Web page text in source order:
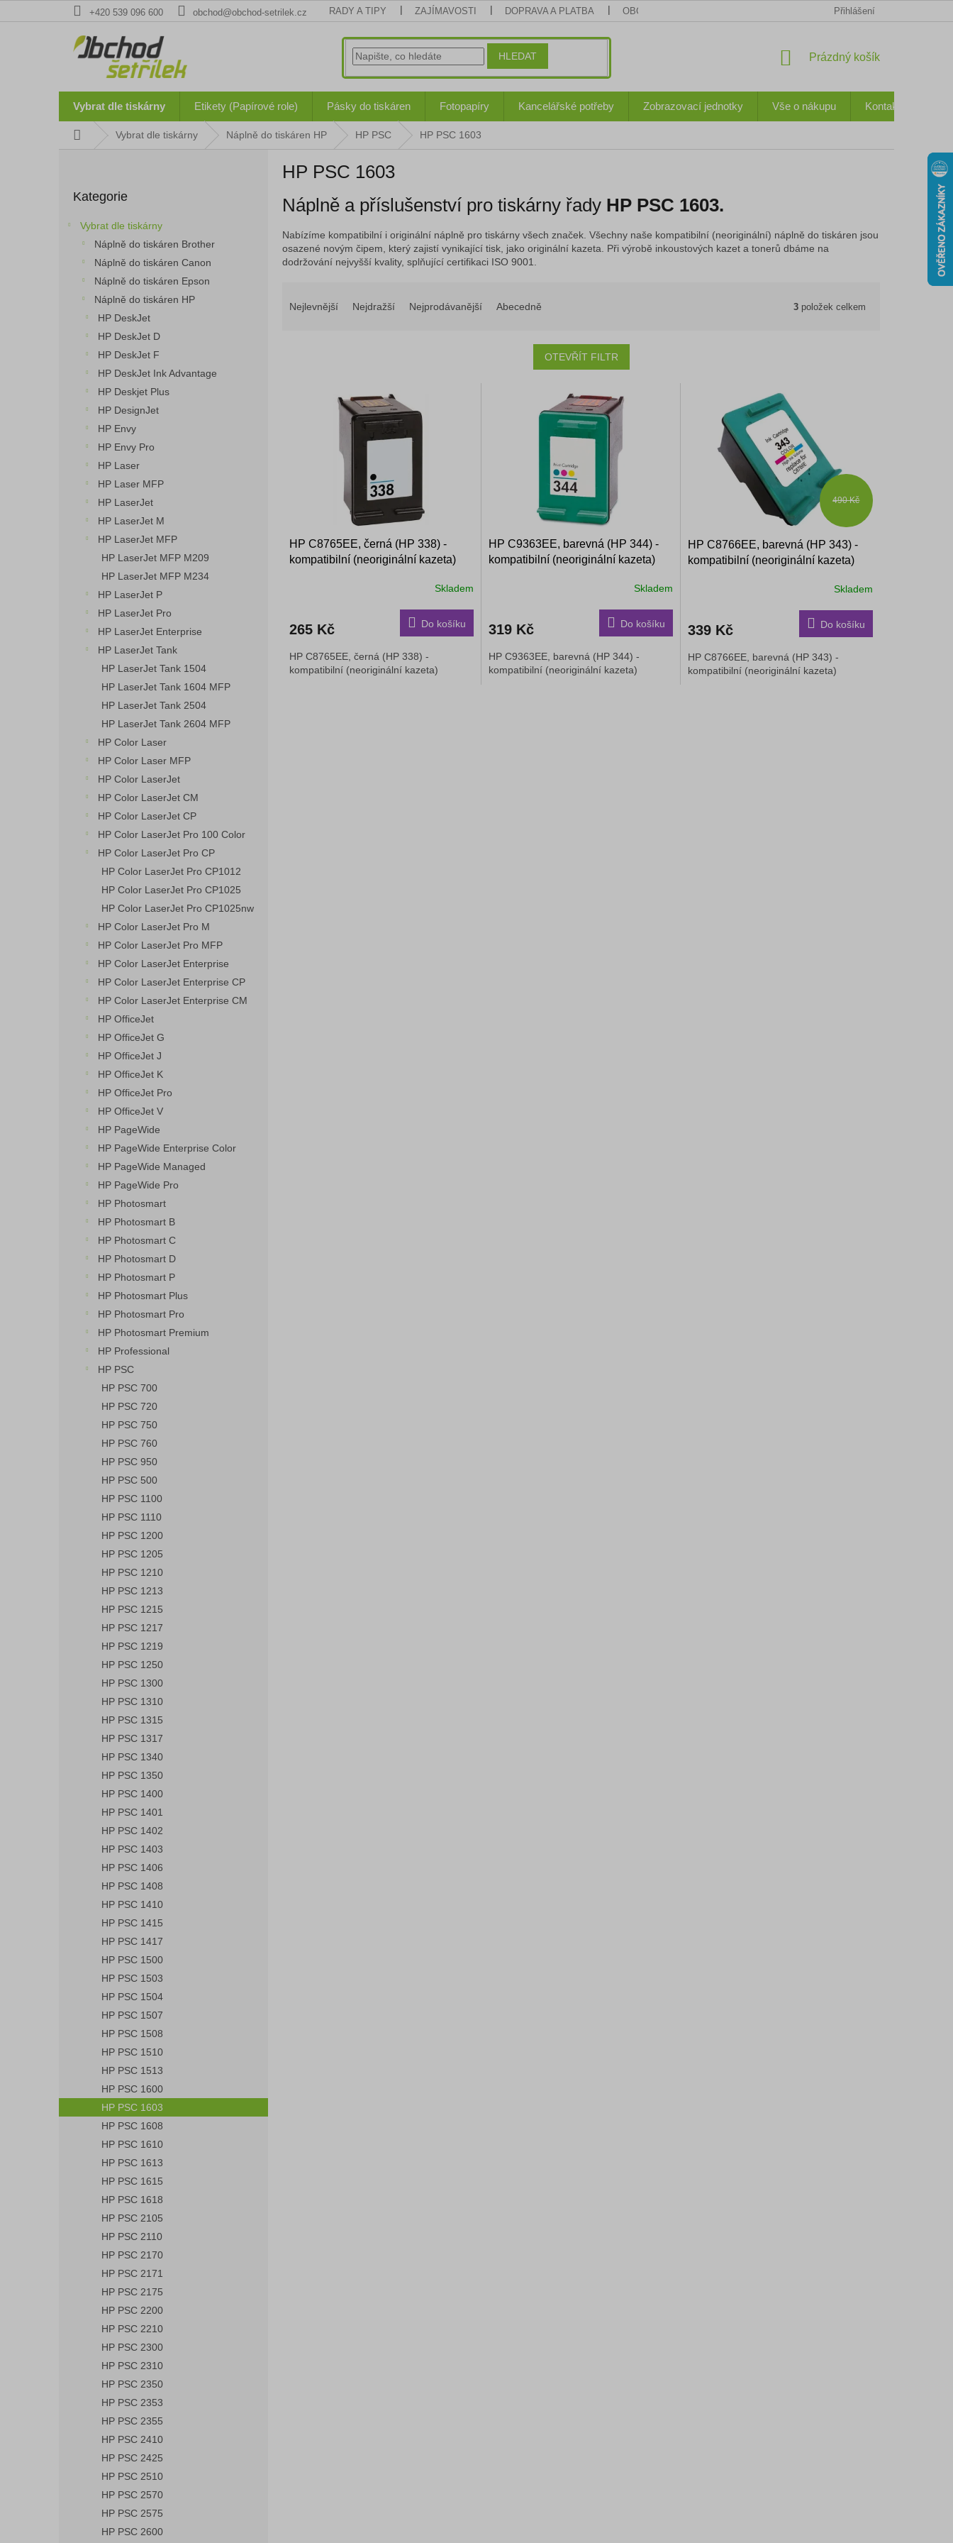
na
+420 539 096 600 obchod@obchod-setrilek.cz RADY A TIPY ZAJÍMAVOSTI DOPRAVA A PLATBA OBCHODNÍ PODMÍNKY OCHRANA OSOBNÍCH
Přihlášení
HLEDAT
NÁKUPNÍ
Prázdný košík
Vybrat dle tiskárny Etikety (Papírové role) Pásky do tiskáren Fotopapíry Kancelářské potřeby Zobrazovací jednotky Vše o nákupu Kontakty
Domů Vybrat dle tiskárny Náplně do tiskáren HP HP PSC HP PSC 1603
kategorie
Kategorie
Vybrat dle tiskárny
Náplně do tiskáren Brother
Náplně do tiskáren Canon
Náplně do tiskáren Epson
Náplně do tiskáren HP
HP DeskJet
HP DeskJet D
HP DeskJet F
HP DeskJet Ink Advantage
HP Deskjet Plus
HP DesignJet
HP Envy
HP Envy Pro
HP Laser
HP Laser MFP
HP LaserJet
HP LaserJet M
HP LaserJet MFP
HP LaserJet MFP M209
HP LaserJet MFP M234
HP LaserJet P
HP LaserJet Pro
HP LaserJet Enterprise
HP LaserJet Tank
HP LaserJet Tank 1504
HP LaserJet Tank 1604 MFP
HP LaserJet Tank 2504
HP LaserJet Tank 2604 MFP
HP Color Laser
HP Color Laser MFP
HP Color LaserJet
HP Color LaserJet CM
HP Color LaserJet CP
HP Color LaserJet Pro 100 Color
HP Color LaserJet Pro CP
HP Color LaserJet Pro CP1012
HP Color LaserJet Pro CP1025
HP Color LaserJet Pro CP1025nw
HP Color LaserJet Pro M
HP Color LaserJet Pro MFP
HP Color LaserJet Enterprise
HP Color LaserJet Enterprise CP
HP Color LaserJet Enterprise CM
HP OfficeJet
HP OfficeJet G
HP OfficeJet J
HP OfficeJet K
HP OfficeJet Pro
HP OfficeJet V
HP PageWide
HP PageWide Enterprise Color
HP PageWide Managed
HP PageWide Pro
HP Photosmart
HP Photosmart B
HP Photosmart C
HP Photosmart D
HP Photosmart P
HP Photosmart Plus
HP Photosmart Pro
HP Photosmart Premium
HP Professional
HP PSC
HP PSC 700
HP PSC 720
HP PSC 750
HP PSC 760
HP PSC 950
HP PSC 500
HP PSC 1100
HP PSC 1110
HP PSC 1200
HP PSC 1205
HP PSC 1210
HP PSC 1213
HP PSC 1215
HP PSC 1217
HP PSC 1219
HP PSC 1250
HP PSC 1300
HP PSC 1310
HP PSC 1315
HP PSC 1317
HP PSC 1340
HP PSC 1350
HP PSC 1400
HP PSC 1401
HP PSC 1402
HP PSC 1403
HP PSC 1406
HP PSC 1408
HP PSC 1410
HP PSC 1415
HP PSC 1417
HP PSC 1500
HP PSC 1503
HP PSC 1504
HP PSC 1507
HP PSC 1508
HP PSC 1510
HP PSC 1513
HP PSC 1600
HP PSC 1603
HP PSC 1608
HP PSC 1610
HP PSC 1613
HP PSC 1615
HP PSC 1618
HP PSC 2105
HP PSC 2110
HP PSC 2170
HP PSC 2171
HP PSC 2175
HP PSC 2200
HP PSC 2210
HP PSC 2300
HP PSC 2310
HP PSC 2350
HP PSC 2353
HP PSC 2355
HP PSC 2410
HP PSC 2425
HP PSC 2510
HP PSC 2570
HP PSC 2575
HP PSC 2600
HP PSC 1603
Náplně a příslušenství pro tiskárny řady HP PSC 1603.
Nabízíme kompatibilní i originální náplně pro tiskárny všech značek. Všechny naše kompatibilní (neoriginální) náplně do tiskáren jsou
osazené novým čipem, který zajistí vynikající tisk, jako originální kazeta. Při výrobě inkoustových kazet a tonerů dbáme na
dodržování nejvyšší kvality, splňující certifikaci ISO 9001.
Nejlevnější Nejdražší Nejprodávanější Abecedně 3 položek celkem
OTEVŘÍT FILTR
HP C8765EE, černá (HP 338) -
kompatibilní (neoriginální kazeta)
Skladem
265 Kč Do košíku
HP C8765EE, černá (HP 338) -
kompatibilní (neoriginální kazeta)
HP C9363EE, barevná (HP 344) -
kompatibilní (neoriginální kazeta)
Skladem
319 Kč Do košíku
HP C9363EE, barevná (HP 344) -
kompatibilní (neoriginální kazeta)
490 Kč
HP C8766EE, barevná (HP 343) -
kompatibilní (neoriginální kazeta)
Skladem
339 Kč Do košíku
HP C8766EE, barevná (HP 343) -
kompatibilní (neoriginální kazeta)